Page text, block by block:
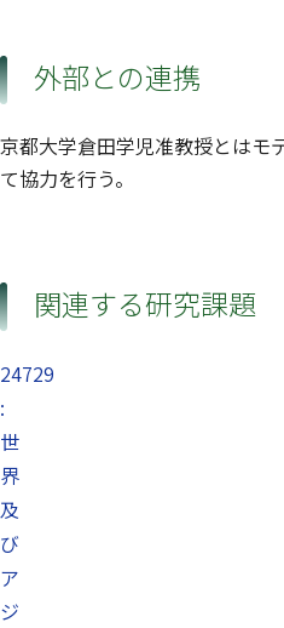
外部との連携
京都大学倉田学児准教授とはモ
て協力を行う。
関連する研究課題
24729
:
世
界
及
び
ア
ジ